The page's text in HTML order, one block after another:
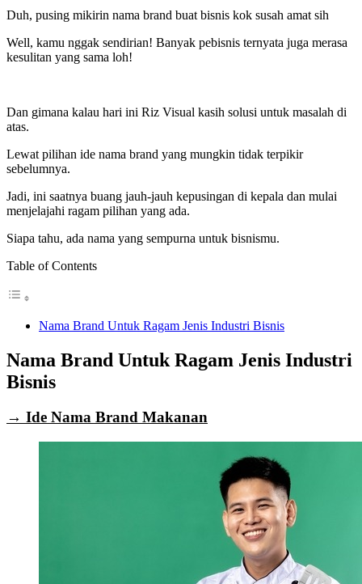
Duh, pusing mikirin nama brand buat bisnis kok susah amat sih
Well, kamu nggak sendirian! Banyak pebisnis ternyata juga merasa
kesulitan yang sama loh!
Dan gimana kalau hari ini Riz Visual kasih solusi untuk masalah di
atas.
Lewat pilihan ide nama brand yang mungkin tidak terpikir
sebelumnya.
Jadi, ini saatnya buang jauh-jauh kepusingan di kepala dan mulai
menjelajahi ragam pilihan yang ada.
Siapa tahu, ada nama yang sempurna untuk bisnismu.
Table of Contents
Nama Brand Untuk Ragam Jenis Industri Bisnis
Nama Brand Untuk Ragam Jenis Industri
Bisnis
→ Ide Nama Brand Makanan